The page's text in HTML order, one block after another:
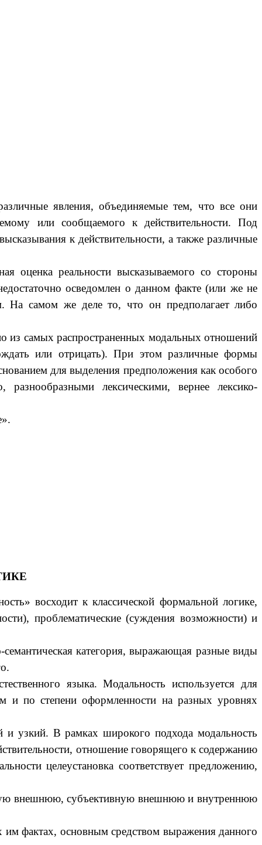
явления, объединяемые тем, что все они
или сообщаемого к действительности. Под
к действительности, а также различные
оценка реальности высказываемого со стороны
осведомлен о данном факте (или же не
На самом же деле то, что он предполагает либо
из самых распространенных модальных отношений
или отрицать). При этом различные формы
для выделения предположения как особого
лексическими, вернее лексико-
восходит к классической формальной логике,
проблематические (суждения возможности) и
категория, выражающая разные виды
языка. Модальность используется для
и по степени оформленности на разных уровнях
и узкий. В рамках широкого подхода модальность
отношение говорящего к содержанию
целеустановка соответствует предложению,
внешнюю, субъективную внешнюю и внутреннюю
фактах, основным средством выражения данного